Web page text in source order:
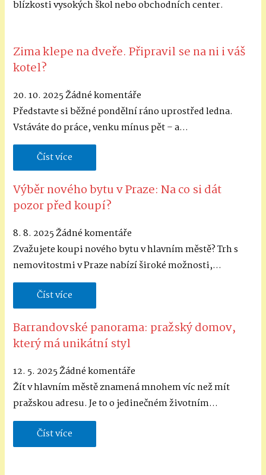
blízkosti vysokých škol nebo obchodních center.
Zima klepe na dveře. Připravil se na ni i váš
kotel?
20. 10. 2025Žádné komentáře
Představte si běžné pondělní ráno uprostřed ledna.
Vstáváte do práce, venku mínus pět – a…
Číst více
Výběr nového bytu v Praze: Na co si dát
pozor před koupí?
8. 8. 2025Žádné komentáře
Zvažujete koupi nového bytu v hlavním městě? Trh s
nemovitostmi v Praze nabízí široké možnosti,…
Číst více
Barrandovské panorama: pražský domov,
který má unikátní styl
12. 5. 2025Žádné komentáře
Žít v hlavním městě znamená mnohem víc než mít
pražskou adresu. Je to o jedinečném životním…
Číst více